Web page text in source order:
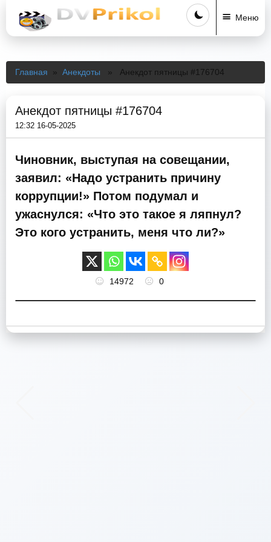
Меню
Главная » Анекдоты » Анекдот пятницы #176704
Анекдот пятницы #176704
12:32 16-05-2025
Чиновник, выступая на совещании,
заявил: «Надо устранить причину
коррупции!» Потом подумал и
ужаснулся: «Что это такое я ляпнул?
Это кого устранить, меня что ли?»
14972 0